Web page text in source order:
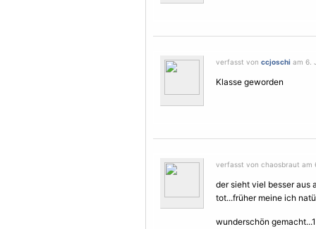
verfasst von ccjoschi am 6.
Klasse geworden
verfasst von chaosbraut am
der sieht viel besser aus
tot...früher meine ich
wunderschön